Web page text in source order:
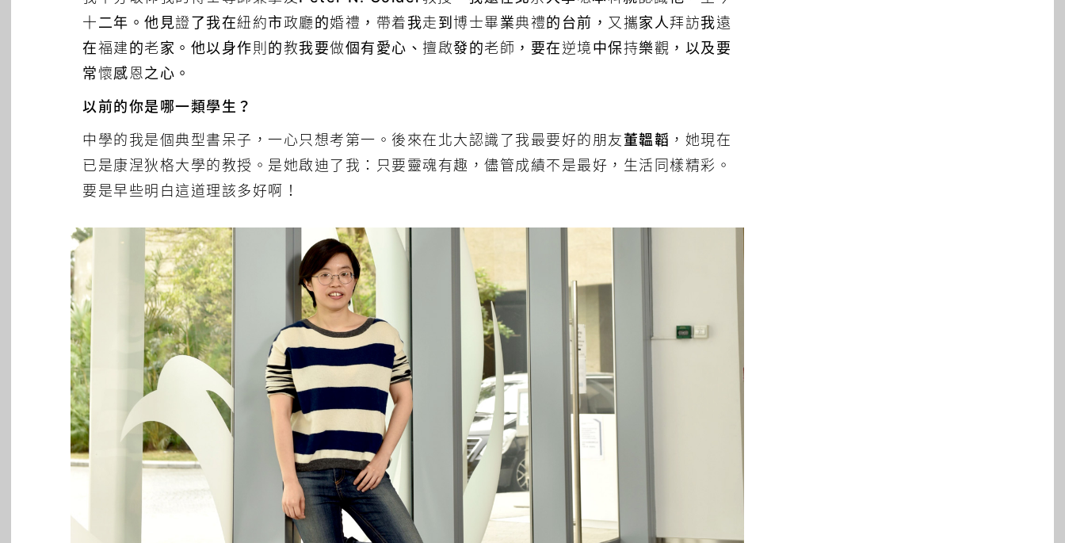
十二年。他見證了我在紐約市政廳的婚禮，帶着我走到博士畢業典禮的台前，又攜家人拜訪我遠
在福建的老家。他以身作則的教我要做個有愛心、擅啟發的老師，要在逆境中保持樂觀，以及要
常懷感恩之心。
以前的你是哪一類學生？
中學的我是個典型書呆子，一心只想考第一。後來在北大認識了我最要好的朋友董韞韜 ，她現在
已是康涅狄格大學的教授。是她啟迪了我：只要靈魂有趣，儘管成績不是最好，生活同樣精彩。
要是早些明白這道理該多好啊！